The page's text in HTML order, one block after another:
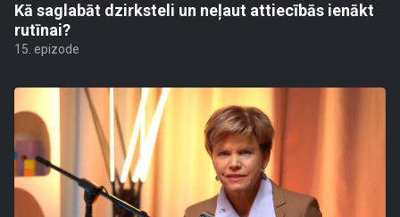
Kā saglabāt dzirksteli un neļaut attiecībās ienākt
rutīnai?
15. epizode